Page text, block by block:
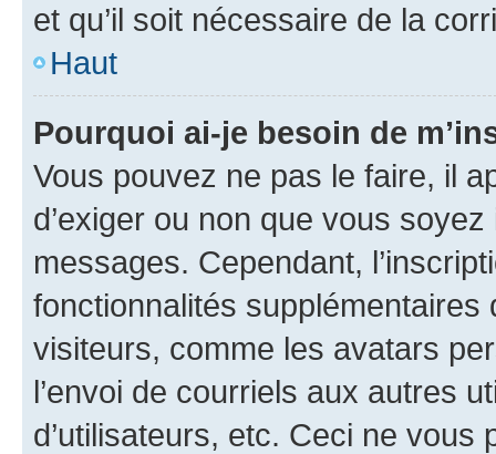
et qu’il soit nécessaire de la
Haut
Pourquoi ai-je besoin de
Vous pouvez ne pas le faire, il
d’exiger ou non que vous
messages. Cependant,
fonctionnalités
visiteurs, comme les avatars
l’envoi de courriels aux autres
d’utilisateurs, etc. Ceci ne vous